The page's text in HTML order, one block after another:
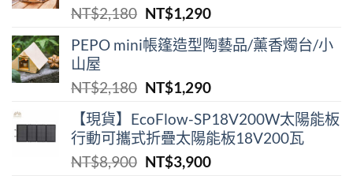
NT$2,180 原
價
NT$2,180。
NT$1,290目
價
NT$1,290。
PEPO mini帳篷造型陶藝品/薰香燭台/小
山屋
NT$2,180 原
價
格：
NT$2,180。
NT$1,290目
價
格：
NT$1,290。
【現貨】EcoFlow-SP18V200W太陽能板
行動可攜式折疊太陽能板18V200瓦
NT$8,900 原
NT$3,900目